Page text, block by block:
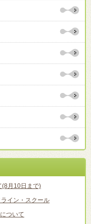
(8月10日まで)
イン・スクール
ついて